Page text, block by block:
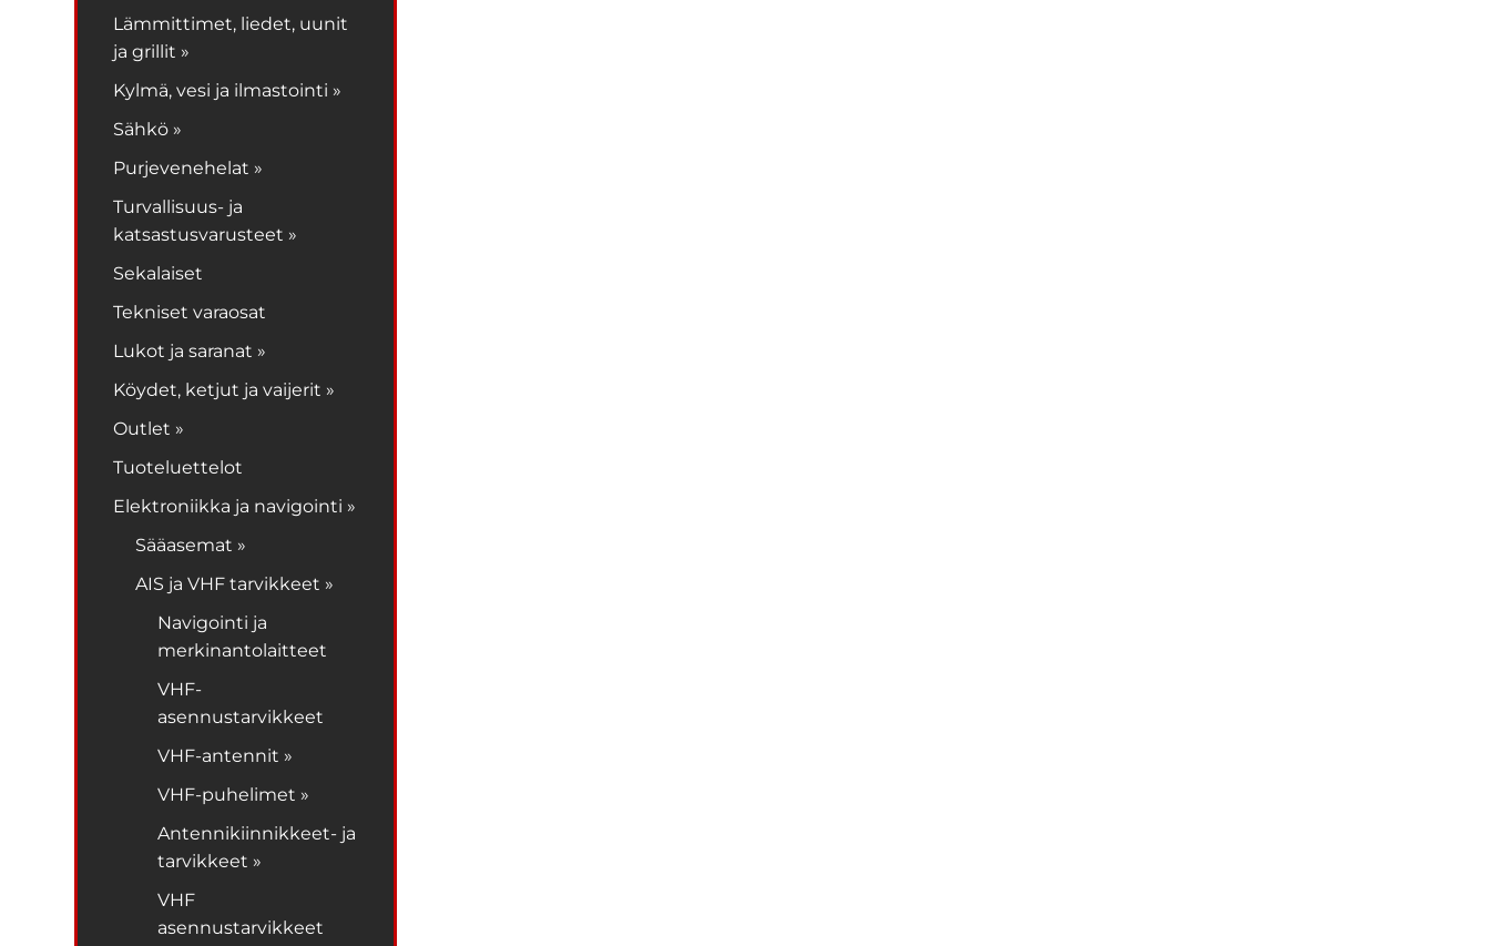
Lämmittimet, liedet, uunit
ja grillit »
Kylmä, vesi ja ilmastointi »
Sähkö »
Purjevenehelat »
Turvallisuus- ja
katsastusvarusteet »
Sekalaiset
Tekniset varaosat
Lukot ja saranat »
Köydet, ketjut ja vaijerit »
Outlet »
Tuoteluettelot
Elektroniikka ja navigointi »
Sääasemat »
AIS ja VHF tarvikkeet »
Navigointi ja
merkinantolaitteet
VHF-
asennustarvikkeet
VHF-antennit »
VHF-puhelimet »
Antennikiinnikkeet- ja
tarvikkeet »
VHF
asennustarvikkeet